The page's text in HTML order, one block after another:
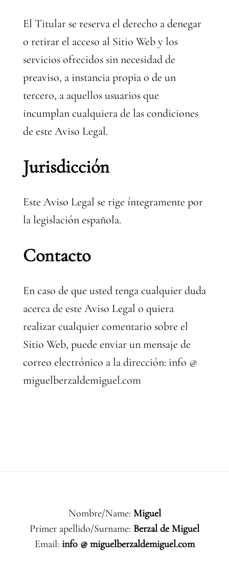
El Titular se reserva el derecho a denegar
o retirar el acceso al Sitio Web y los
servicios ofrecidos sin necesidad de
preaviso, a instancia propia o de un
tercero, a aquellos usuarios que
incumplan cualquiera de las condiciones
de este Aviso Legal.
Jurisdicción
Este Aviso Legal se rige íntegramente por
la legislación española.
Contacto
En caso de que usted tenga cualquier duda
acerca de este Aviso Legal o quiera
realizar cualquier comentario sobre el
Sitio Web, puede enviar un mensaje de
correo electrónico a la dirección: info @
miguelberzaldemiguel.com
Nombre/Name: Miguel
Primer apellido/Surname: Berzal de Miguel
Email: info @ miguelberzaldemiguel.com